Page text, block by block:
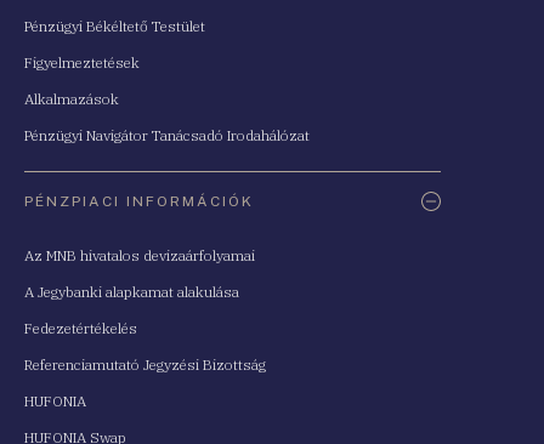
Pénzügyi Békéltető Testület
Figyelmeztetések
Alkalmazások
Pénzügyi Navigátor Tanácsadó Irodahálózat
PÉNZPIACI INFORMÁCIÓK
Az MNB hivatalos devizaárfolyamai
A Jegybanki alapkamat alakulása
Fedezetértékelés
Referenciamutató Jegyzési Bizottság
HUFONIA
HUFONIA Swap